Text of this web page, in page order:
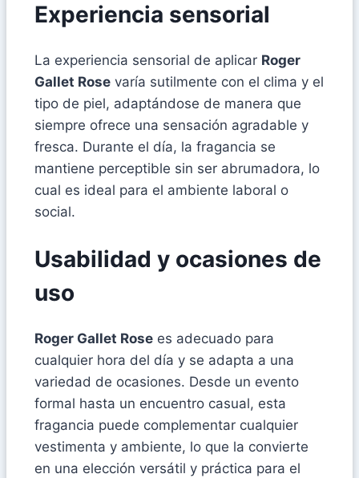
Experiencia sensorial
La experiencia sensorial de aplicar Roger
Gallet Rose varía sutilmente con el clima y el
tipo de piel, adaptándose de manera que
siempre ofrece una sensación agradable y
fresca. Durante el día, la fragancia se
mantiene perceptible sin ser abrumadora, lo
cual es ideal para el ambiente laboral o
social.
Usabilidad y ocasiones de
uso
Roger Gallet Rose es adecuado para
cualquier hora del día y se adapta a una
variedad de ocasiones. Desde un evento
formal hasta un encuentro casual, esta
fragancia puede complementar cualquier
vestimenta y ambiente, lo que la convierte
en una elección versátil y práctica para el